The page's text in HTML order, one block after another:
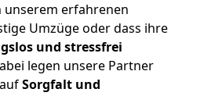
unserem erfahrenen
Umzüge oder dass ihre
und stressfrei
legen unsere Partner
Sorgfalt und